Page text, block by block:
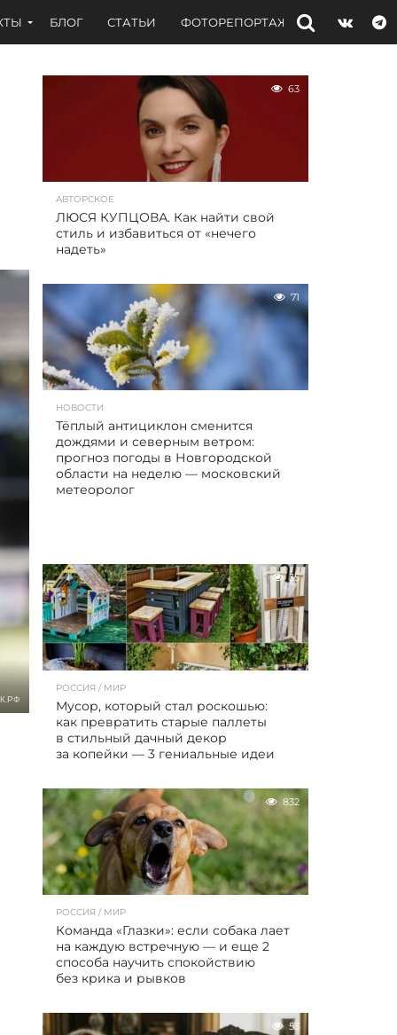
БЛОГ СТАТЬИ ФОТОРЕПОРТАЖИ ИНТЕРВЬЮ
63
АВТОРСКОЕ
ЛЮСЯ КУПЦОВА. Как найти свой
стиль и избавиться от «нечего
надеть»
71
НОВОСТИ
Тёплый антициклон сменится
дождями и северным ветром:
прогноз погоды в Новгородской
области на неделю — московский
метеоролог
35
РОССИЯ / МИР
Мусор, который стал роскошью:
как превратить старые паллеты
в стильный дачный декор
за копейки — 3 гениальные идеи
832
РОССИЯ / МИР
Команда «Глазки»: если собака лает
на каждую встречную — и еще 2
способа научить спокойствию
без крика и рывков
53